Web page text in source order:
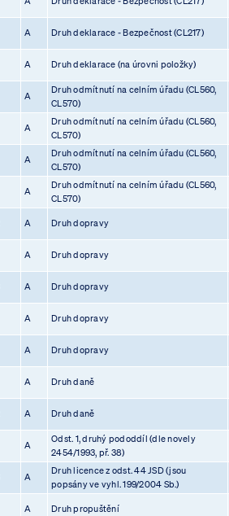
A Druh deklarace - Bezpečnost (CL217)
A Druh deklarace (na úrovni položky)
A
Druh odmítnutí na celním úřadu (CL560,
CL570)
A
Druh odmítnutí na celním úřadu (CL560,
CL570)
A
Druh odmítnutí na celním úřadu (CL560,
CL570)
A
Druh odmítnutí na celním úřadu (CL560,
CL570)
A Druh dopravy
A Druh dopravy
A Druh dopravy
A Druh dopravy
A Druh dopravy
A Druh daně
A Druh daně
A
Odst. 1, druhý pododdíl (dle novely
2454/1993, př. 38)
A
Druh licence z odst. 44 JSD (jsou
popsány ve vyhl. 199/2004 Sb.)
A Druh propuštění